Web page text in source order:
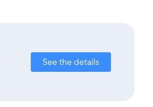
See the details